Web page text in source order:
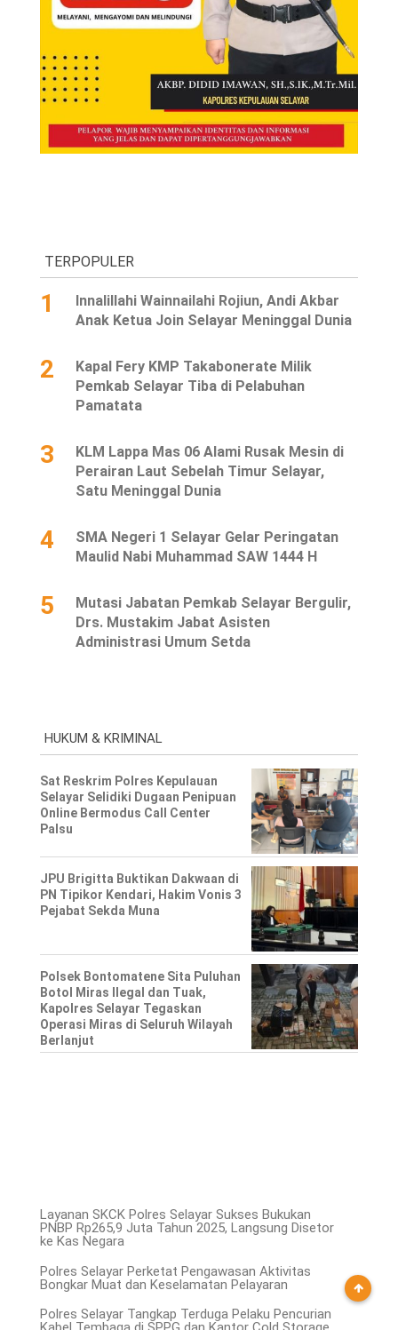
TERPOPULER
1
Innalillahi Wainnailahi Rojiun, Andi Akbar
Anak Ketua Join Selayar Meninggal Dunia
2
Kapal Fery KMP Takabonerate Milik
Pemkab Selayar Tiba di Pelabuhan
Pamatata
3
KLM Lappa Mas 06 Alami Rusak Mesin di
Perairan Laut Sebelah Timur Selayar,
Satu Meninggal Dunia
4
SMA Negeri 1 Selayar Gelar Peringatan
Maulid Nabi Muhammad SAW 1444 H
5
Mutasi Jabatan Pemkab Selayar Bergulir,
Drs. Mustakim Jabat Asisten
Administrasi Umum Setda
HUKUM & KRIMINAL
Sat Reskrim Polres Kepulauan
Selayar Selidiki Dugaan Penipuan
Online Bermodus Call Center
Palsu
JPU Brigitta Buktikan Dakwaan di
PN Tipikor Kendari, Hakim Vonis 3
Pejabat Sekda Muna
Polsek Bontomatene Sita Puluhan
Botol Miras Ilegal dan Tuak,
Kapolres Selayar Tegaskan
Operasi Miras di Seluruh Wilayah
Berlanjut
Layanan SKCK Polres Selayar Sukses Bukukan
PNBP Rp265,9 Juta Tahun 2025, Langsung Disetor
ke Kas Negara
Polres Selayar Perketat Pengawasan Aktivitas
Bongkar Muat dan Keselamatan Pelayaran
Polres Selayar Tangkap Terduga Pelaku Pencurian